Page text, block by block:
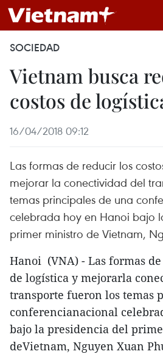
SOCIEDAD
Vietnam busca
costos de
16/04/2018 09:12
Las formas de reducir los
mejorar la conectividad del
temas principales de una
celebrada hoy en Hanoi bajo
primer ministro de Vietnam,
Hanoi (VNA) - Las formas
de logística y mejorarla
transporte fueron los temas
conferencianacional
bajo la presidencia del
deVietnam, Nguyen Xuan